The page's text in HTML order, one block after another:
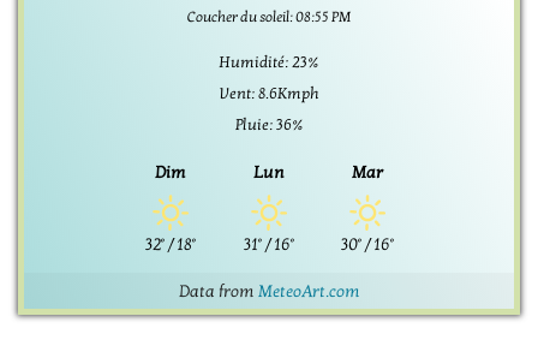
Coucher du soleil: 08:55 PM
Humidité: 23%
Vent: 8.6Kmph
Pluie: 36%
Dim
32°/18°
Lun
31°/16°
Mar
30°/16°
Data from MeteoArt.com